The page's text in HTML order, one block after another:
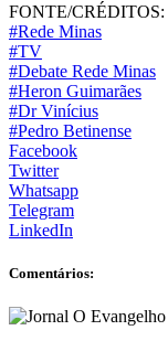
FONTE/CRÉDITOS:
#Rede Minas
#TV
#Debate Rede Minas
#Heron Guimarães
#Dr Vinícius
#Pedro Betinense
Facebook
Twitter
Whatsapp
Telegram
LinkedIn
Comentários: